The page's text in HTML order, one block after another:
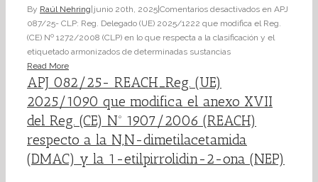
By Raúl Nehring| junio 20th, 2025|Comentarios desactivados en APJ
087/25- CLP: Reg. Delegado (UE) 2025/1222 que modifica el Reg.
(CE) Nº 1272/2008 (CLP) en lo que respecta a la clasificación y el
etiquetado armonizados de determinadas sustancias
Read More
APJ 082/25- REACH_Reg. (UE)
2025/1090 que modifica el anexo XVII
del Reg. (CE) Nº 1907/2006 (REACH)
respecto a la N,N-dimetilacetamida
(DMAC) y la 1-etilpirrolidin-2-ona (NEP)